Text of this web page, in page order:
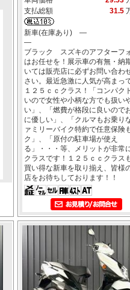
支払総額
31.5
新車(在庫あり) ―
―
ブラック スズキのアフターフ
はお任せを！展示車の有無・納
いては販売店に必ずお問い合わ
さい。最近急激に人気が高まっ
１２５ｃｃクラス！「コンパク
いので女性や小柄な方でも扱い
い」、「燃費が格段に良いので
に優しい」、「クルマもお乗り
ァミリーバイク特約で任意保険
ク」、「原付の駐車場が使え
る」・・・等、メリットが非常
クラスです！１２５ｃｃクラス
買い得な新車を取り揃え、皆様
店をお待ちしております！！